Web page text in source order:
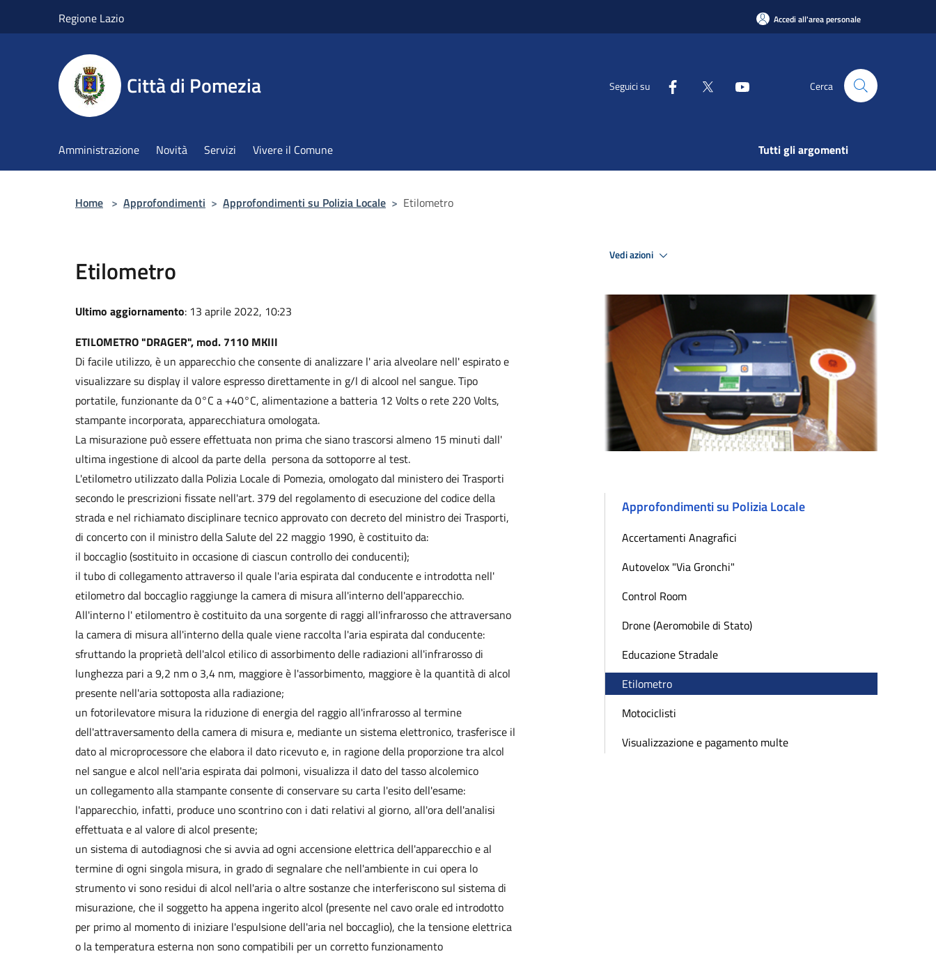
Regione Lazio Accedi all'area personale
Città di Pomezia Seguici su Cerca
Amministrazione Novità Servizi Vivere il Comune Tutti gli argomenti
Home > Approfondimenti > Approfondimenti su Polizia Locale > Etilometro
Etilometro
Ultimo aggiornamento: 13 aprile 2022, 10:23
ETILOMETRO "DRAGER", mod. 7110 MKIII
Di facile utilizzo, è un apparecchio che consente di analizzare l' aria alveolare nell' espirato e
visualizzare su display il valore espresso direttamente in g/l di alcool nel sangue. Tipo
portatile, funzionante da 0°C a +40°C, alimentazione a batteria 12 Volts o rete 220 Volts,
stampante incorporata, apparecchiatura omologata.
La misurazione può essere effettuata non prima che siano trascorsi almeno 15 minuti dall'
ultima ingestione di alcool da parte della persona da sottoporre al test.
L'etilometro utilizzato dalla Polizia Locale di Pomezia, omologato dal ministero dei Trasporti
secondo le prescrizioni fissate nell'art. 379 del regolamento di esecuzione del codice della
strada e nel richiamato disciplinare tecnico approvato con decreto del ministro dei Trasporti,
di concerto con il ministro della Salute del 22 maggio 1990, è costituito da:
il boccaglio (sostituito in occasione di ciascun controllo dei conducenti);
il tubo di collegamento attraverso il quale l'aria espirata dal conducente e introdotta nell'
etilometro dal boccaglio raggiunge la camera di misura all'interno dell'apparecchio.
All'interno l' etilomentro è costituito da una sorgente di raggi all'infrarosso che attraversano
la camera di misura all'interno della quale viene raccolta l'aria espirata dal conducente:
sfruttando la proprietà dell'alcol etilico di assorbimento delle radiazioni all'infrarosso di
lunghezza pari a 9,2 nm o 3,4 nm, maggiore è l'assorbimento, maggiore è la quantità di alcol
presente nell'aria sottoposta alla radiazione;
un fotorilevatore misura la riduzione di energia del raggio all'infrarosso al termine
dell'attraversamento della camera di misura e, mediante un sistema elettronico, trasferisce il
dato al microprocessore che elabora il dato ricevuto e, in ragione della proporzione tra alcol
nel sangue e alcol nell'aria espirata dai polmoni, visualizza il dato del tasso alcolemico
un collegamento alla stampante consente di conservare su carta l'esito dell'esame:
l'apparecchio, infatti, produce uno scontrino con i dati relativi al giorno, all'ora dell'analisi
effettuata e al valore di alcol presente;
un sistema di autodiagnosi che si avvia ad ogni accensione elettrica dell'apparecchio e al
termine di ogni singola misura, in grado di segnalare che nell'ambiente in cui opera lo
strumento vi sono residui di alcol nell'aria o altre sostanze che interferiscono sul sistema di
misurazione, che il soggetto ha appena ingerito alcol (presente nel cavo orale ed introdotto
per primo al momento di iniziare l'espulsione dell'aria nel boccaglio), che la tensione elettrica
o la temperatura esterna non sono compatibili per un corretto funzionamento
Vedi azioni
Approfondimenti su Polizia Locale
Accertamenti Anagrafici
Autovelox "Via Gronchi"
Control Room
Drone (Aeromobile di Stato)
Educazione Stradale
Etilometro
Motociclisti
Visualizzazione e pagamento multe